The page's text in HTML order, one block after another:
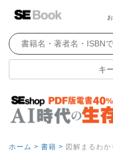
キ
ホーム > 書籍 > 図解まるわ